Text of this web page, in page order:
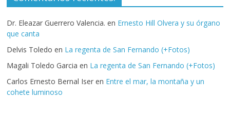
Dr. Eleazar Guerrero Valencia. en Ernesto Hill Olvera y su órgano
que canta
Delvis Toledo en La regenta de San Fernando (+Fotos)
Magali Toledo Garcia en La regenta de San Fernando (+Fotos)
Carlos Ernesto Bernal Iser en Entre el mar, la montaña y un
cohete luminoso